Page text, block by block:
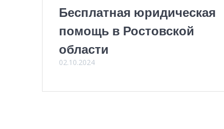
Бесплатная юридическая
помощь в Ростовской
области
02.10.2024